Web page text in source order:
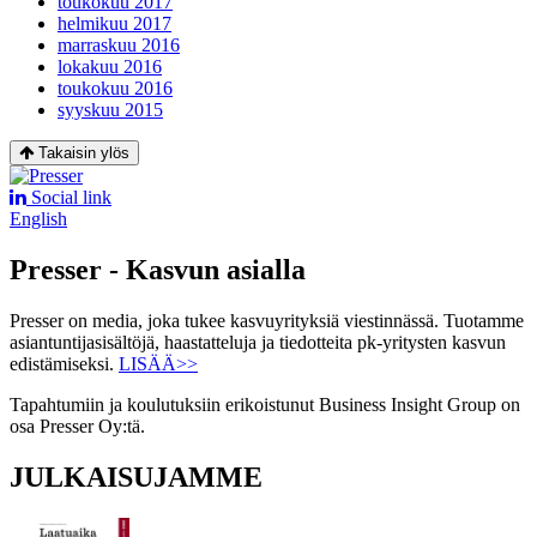
helmikuu 2017
marraskuu 2016
lokakuu 2016
toukokuu 2016
syyskuu 2015
Takaisin ylös
Social link
English
Presser - Kasvun asialla
Presser on media, joka tukee kasvuyrityksiä viestinnässä. Tuotamme
asiantuntijasisältöjä, haastatteluja ja tiedotteita pk-yritysten kasvun
edistämiseksi. LISÄÄ>>
Tapahtumiin ja koulutuksiin erikoistunut Business Insight Group on
osa Presser Oy:tä.
JULKAISUJAMME